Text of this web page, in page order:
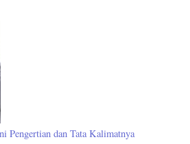
Pengertian dan Tata Kalimatnya